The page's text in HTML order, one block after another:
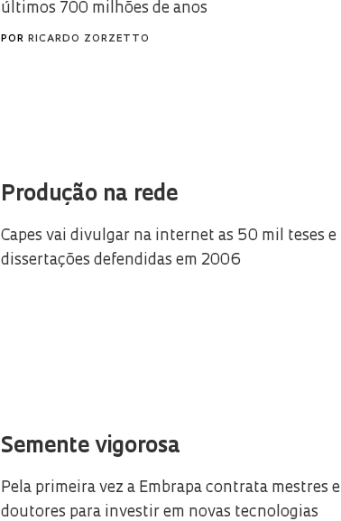
últimos 700 milhões de anos
POR RICARDO ZORZETTO
Produção na rede
Capes vai divulgar na internet as 50 mil teses e
dissertações defendidas em 2006
Semente vigorosa
Pela primeira vez a Embrapa contrata mestres e
doutores para investir em novas tecnologias